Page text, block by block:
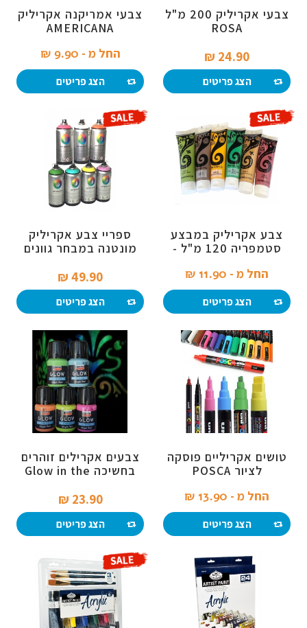
צבעי אקריליק 200 מ"ל
ROSA
24.90 ₪‎
הצג פריטים
צבעי אמריקנה אקריליק
AMERICANA
החל מ - 9.90 ₪‎
הצג פריטים
צבע אקריליק במבצע
סטמפריה 120 מ"ל -
החל מ - 11.90 ₪‎
הצג פריטים
ספריי צבע אקריליק
מונטנה במבחר גוונים
49.90 ₪‎
הצג פריטים
טושים אקריליים פוסקה
לציור POSCA
החל מ - 13.90 ₪‎
הצג פריטים
צבעים אקרילים זוהרים
בחשיכה Glow in the
23.90 ₪‎
הצג פריטים